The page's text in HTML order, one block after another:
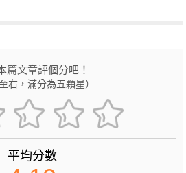
篇文章評個分吧！
右，滿分為五顆星）
平均分數